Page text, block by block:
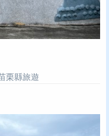
栗縣旅遊